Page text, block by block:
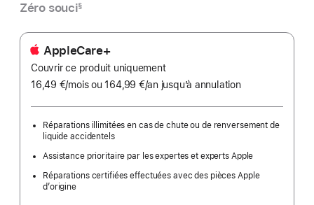
Zéro souci§
AppleCare+
Couvrir ce produit uniquement
16,49 €/moispar
ou 164,99 €/an par
jusqu’à annulation
Réparations illimitées en cas de chute ou de renversement de
liquide accidentels
Assistance prioritaire par les expertes et experts Apple
Réparations certifiées effectuées avec des pièces Apple
d’origine